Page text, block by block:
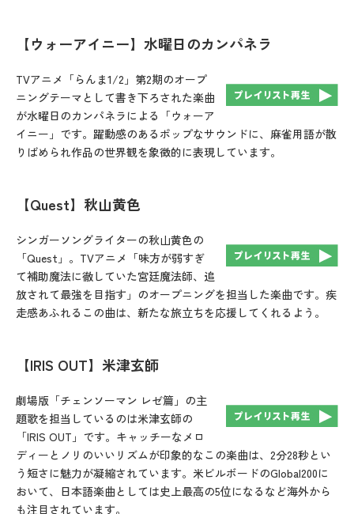
【ウォーアイニー】水曜日のカンパネラ
TVアニメ「らんま1/2」第2期のオープ
ニングテーマとして書き下ろされた楽曲
が水曜日のカンパネラによる「ウォーア
イニー」です。躍動感のあるポップなサウンドに、麻雀用語が散
りばめられ作品の世界観を象徴的に表現しています。
【Quest】秋山黄色
シンガーソングライターの秋山黄色の
「Quest」。TVアニメ「味方が弱すぎ
て補助魔法に徹していた宮廷魔法師、追
放されて最強を目指す」のオープニングを担当した楽曲です。疾
走感あふれるこの曲は、新たな旅立ちを応援してくれるよう。
【IRIS OUT】米津玄師
劇場版「チェンソーマン レゼ篇」の主
題歌を担当しているのは米津玄師の
「IRIS OUT」です。キャッチーなメロ
ディーとノリのいいリズムが印象的なこの楽曲は、2分28秒とい
う短さに魅力が凝縮されています。米ビルボードのGlobal200に
おいて、日本語楽曲としては史上最高の5位になるなど海外から
も注目されています。